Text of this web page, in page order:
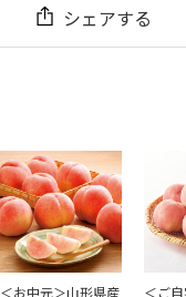
シェアする
＜お中元＞山形県産
＜ご